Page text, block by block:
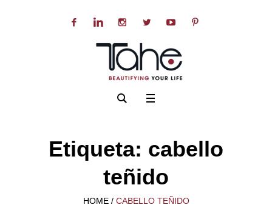
Etiqueta: cabello
teñido
HOME / CABELLO TEÑIDO